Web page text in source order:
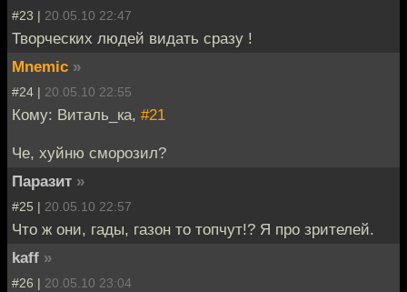
#23 | 20.05.10 22:47
Творческих людей видать сразу !
Mnemic »
#24 | 20.05.10 22:55
Кому: Виталь_ка, #21
Че, хуйню сморозил?
Паразит »
#25 | 20.05.10 22:57
Что ж они, гады, газон то топчут!? Я про зрителей.
kaff »
#26 | 20.05.10 23:04